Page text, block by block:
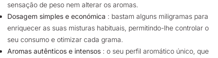
sensação de peso nem alterar os aromas.
Dosagem simples e económica : bastam alguns miligramas para
enriquecer as suas misturas habituais, permitindo-lhe controlar o
seu consumo e otimizar cada grama.
Aromas autênticos e intensos : o seu perfil aromático único, que